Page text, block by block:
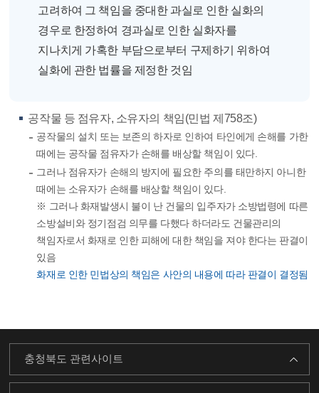
고려하여 그 책임을 중대한 과실로 인한 실화의
경우로 한정하여 경과실로 인한 실화자를
지나치게 가혹한 부담으로부터 구제하기 위하여
실화에 관한 법률을 제정한 것임
공작물 등 점유자, 소유자의 책임(민법 제758조)
공작물의 설치 또는 보존의 하자로 인하여 타인에게 손해를 가한
때에는 공작물 점유자가 손해를 배상할 책임이 있다.
그러나 점유자가 손해의 방지에 필요한 주의를 태만하지 아니한
때에는 소유자가 손해를 배상할 책임이 있다.
※ 그러나 화재발생시 불이 난 건물의 입주자가 소방법령에 따른
소방설비와 정기점검 의무를 다했다 하더라도 건물관리의
책임자로서 화재로 인한 피해에 대한 책임을 져야 한다는 판결이
있음
화재로 인한 민법상의 책임은 사안의 내용에 따라 판결이 결정됨
충청북도 관련사이트